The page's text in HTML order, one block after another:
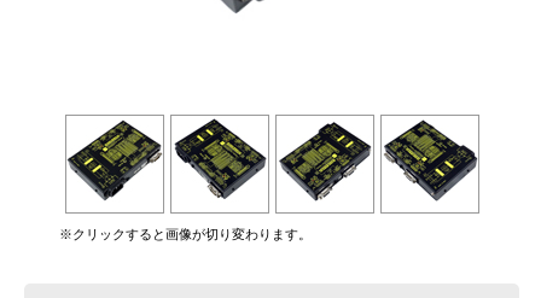
※クリックすると画像が切り変わります。